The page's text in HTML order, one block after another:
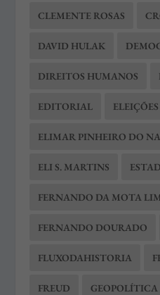
CLEMENTE ROSAS
DAVID HULAK
DIREITOS HUMANOS
EDITORIAL
ELIMAR PINHEIRO DO
ELI S. MARTINS
FERNANDO DA MOTA
FERNANDO DOURADO
FLUXODAHISTORIA
FREUD GEOPOLÍTICA